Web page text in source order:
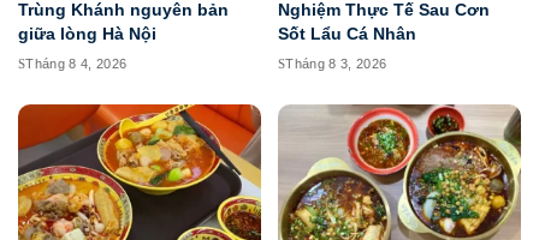
Trùng Khánh nguyên bản
giữa lòng Hà Nội
Tháng 8 4, 2026
Nghiệm Thực Tế Sau Cơn
Sốt Lẩu Cá Nhân
Tháng 8 3, 2026